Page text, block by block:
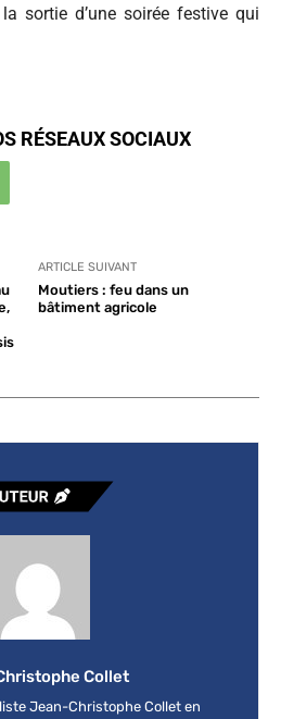
sortie d’une soirée festive qui
RÉSEAUX SOCIAUX
ARTICLE SUIVANT
Moutiers : feu dans un
bâtiment agricole
Collet
Jean-Christophe Collet en